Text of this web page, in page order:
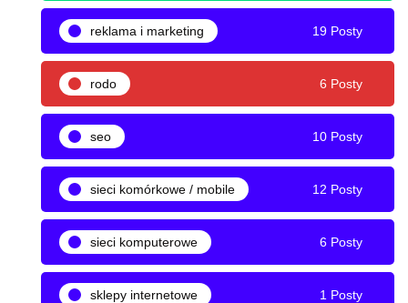
reklama i marketing 19 Posty
rodo 6 Posty
seo 10 Posty
sieci komórkowe / mobile 12 Posty
sieci komputerowe 6 Posty
sklepy internetowe 1 Posty